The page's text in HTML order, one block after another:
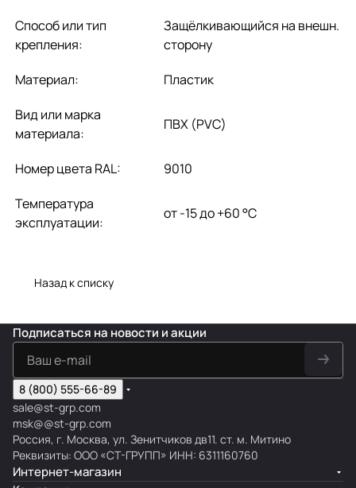
Способ или тип
крепления:
Защёлкивающийся на внешн.
сторону
Материал:
Пластик
Вид или марка
материала:
ПВХ (PVC)
Номер цвета RAL:
9010
Температура
эксплуатации:
от -15 до +60 °C
Назад к списку
Подписаться на новости и акции
8 (800) 555-66-89
sale@st-grp.com
msk@@st-grp.com
Россия, г. Москва, ул. Зенитчиков дв11. ст. м. Митино
Реквизиты: ООО «СТ-ГРУПП» ИНН: 6311160760
Интернет-магазин